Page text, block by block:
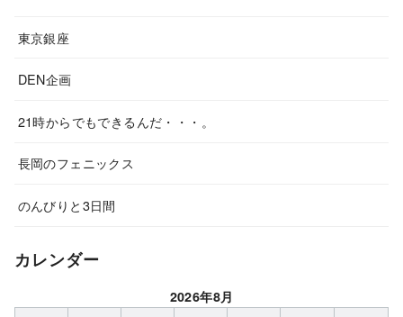
東京銀座
DEN企画
21時からでもできるんだ・・・。
長岡のフェニックス
のんびりと3日間
カレンダー
2026年8月